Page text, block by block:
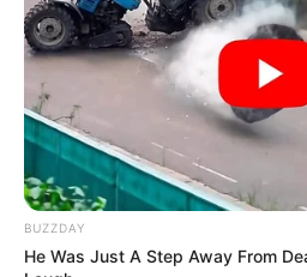
BUZZDAY
He Was Just A Step Away From